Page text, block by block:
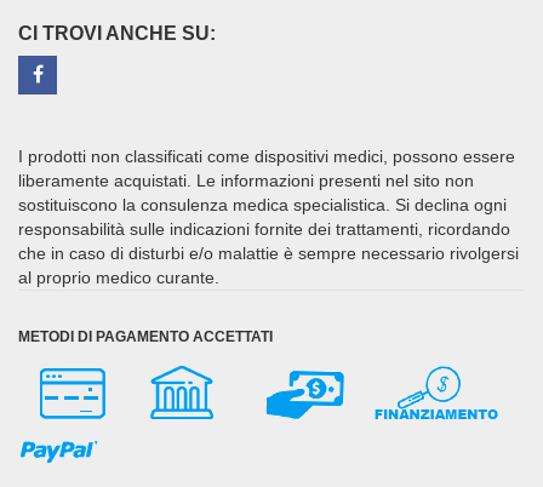
CI TROVI ANCHE SU:
I prodotti non classificati come dispositivi medici, possono essere
liberamente acquistati. Le informazioni presenti nel sito non
sostituiscono la consulenza medica specialistica. Si declina ogni
responsabilità sulle indicazioni fornite dei trattamenti, ricordando
che in caso di disturbi e/o malattie è sempre necessario rivolgersi
al proprio medico curante.
METODI DI PAGAMENTO ACCETTATI